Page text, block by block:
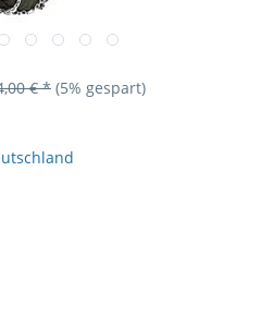
€ * (5% gespart)